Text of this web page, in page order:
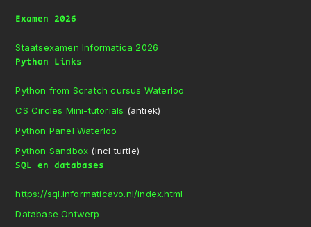
Examen 2026
Staatsexamen Informatica 2026
Python Links
Python from Scratch cursus Waterloo
CS Circles Mini-tutorials (antiek)
Python Panel Waterloo
Python Sandbox (incl turtle)
SQL en databases
https://sql.informaticavo.nl/index.html
Database Ontwerp